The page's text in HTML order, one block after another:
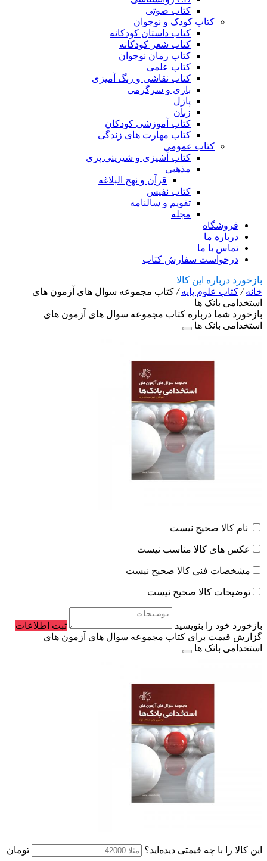
کتاب صوتی
کتاب کودک و نوجوان
کتاب داستان کودکانه
کتاب شعر کودکانه
کتاب رمان نوجوان
کتاب علمی
کتاب نقاشی و رنگ آمیزی
بازی و سرگرمی
پازل
زبان
کتاب آموزشی کودکان
کتاب مهارت های زندگی
کتاب عمومی
کتاب آشپزی و شیرینی پزی
مذهبی
قرآن و نهج البلاغه
کتاب نفیس
تقویم و سالنامه
مجله
فروشگاه
درباره ما
تماس با ما
درخواست سفارش کتاب
بازخورد درباره این کالا
خانه/ کتاب علوم پایه/ کتاب مجموعه سوال های آزمون های
استخدامی بانک ها
بازخورد شما درباره کتاب مجموعه سوال های آزمون های
استخدامی بانک ها
نام کالا صحیح نیست
عکس های کالا مناسب نیست
مشخصات فنی کالا صحیح نیست
توضیحات کالا صحیح نیست
بازخورد خود را بنویسید
ثبت اطلاعات
گزارش قیمت برای کتاب مجموعه سوال های آزمون های
استخدامی بانک ها
این کالا را با چه قیمتی دیده‌اید؟ تومان